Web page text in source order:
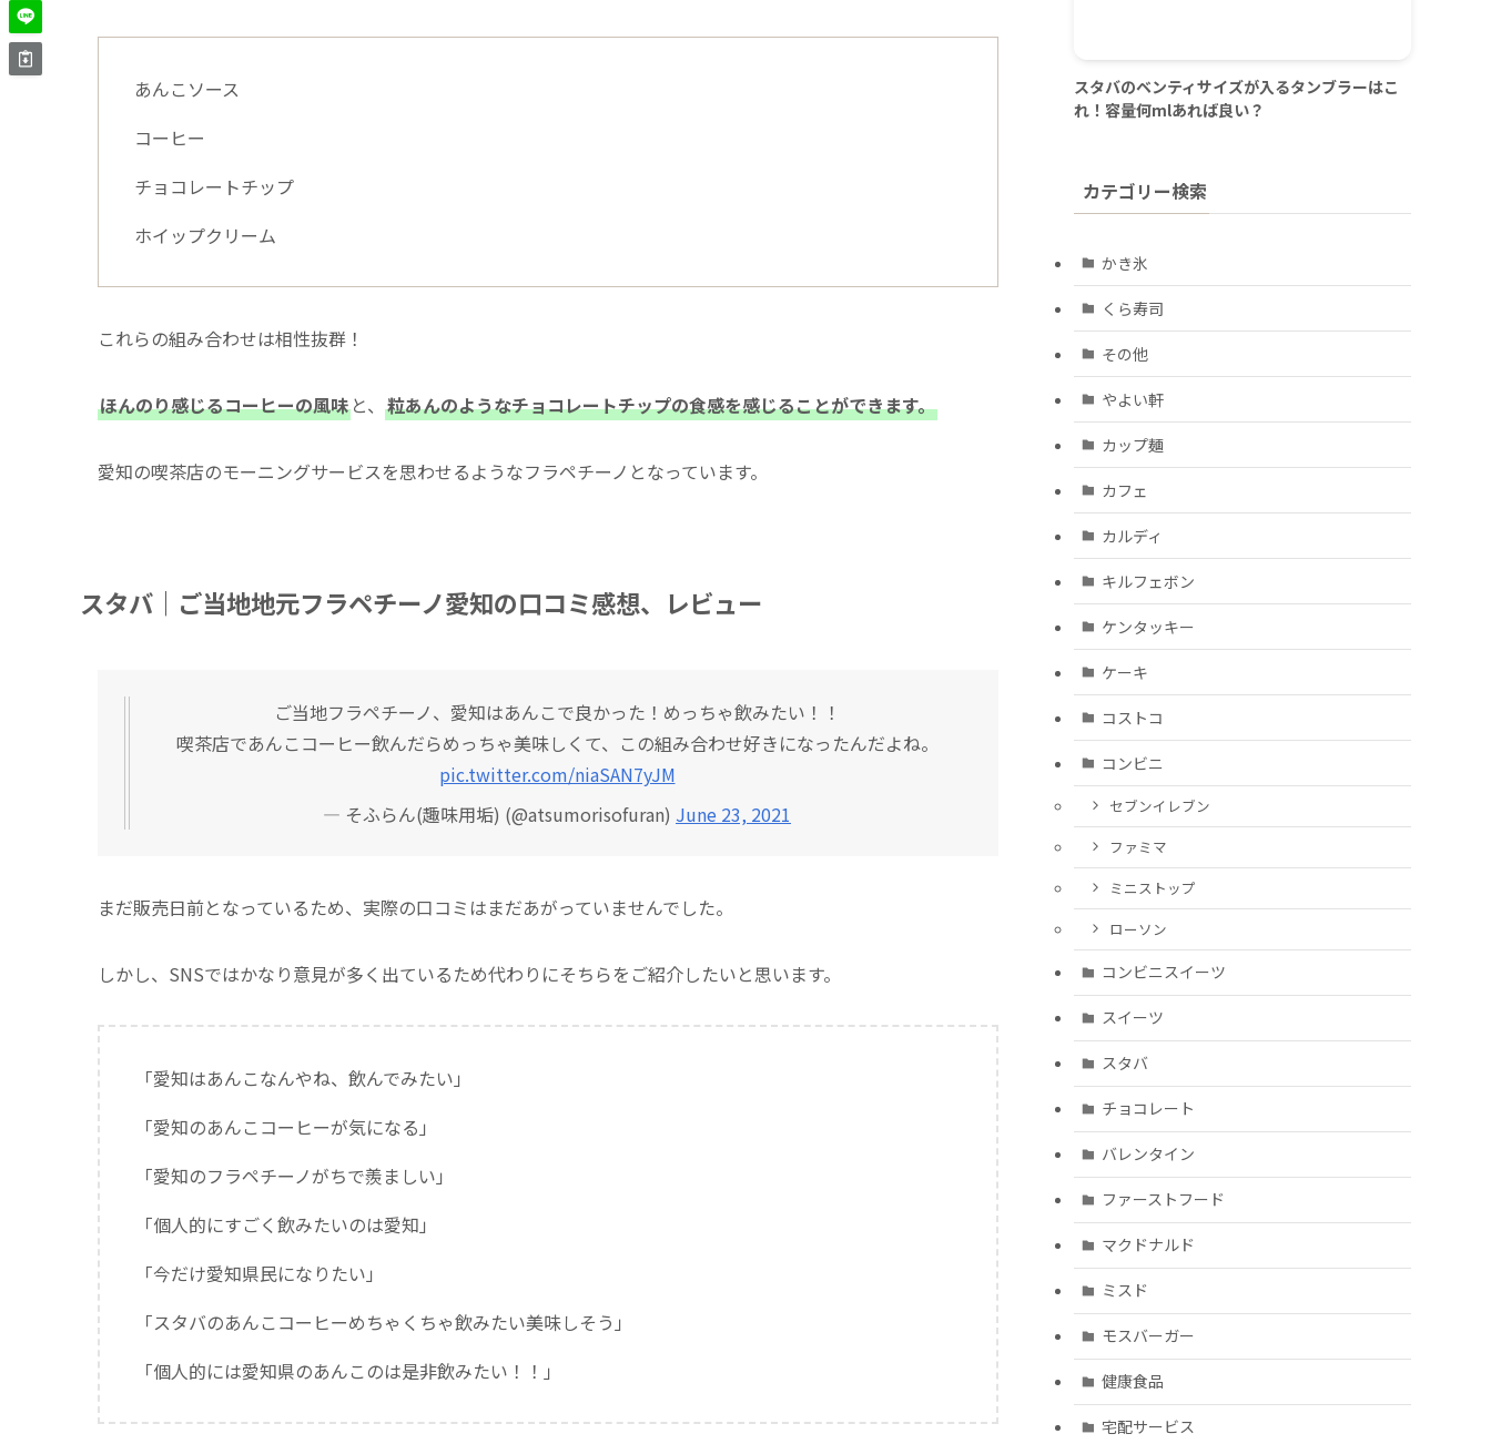
あんこソース
コーヒー
チョコレートチップ
ホイップクリーム
これらの組み合わせは相性抜群！
ほんのり感じるコーヒーの風味 と、 粒あんのようなチョコレートチップの食感を感じることができます。
愛知の喫茶店のモーニングサービスを思わせるようなフラペチーノとなっています。
スタバ｜ご当地地元フラペチーノ愛知の口コミ感想、レビュー
ご当地フラペチーノ、愛知はあんこで良かった！めっちゃ飲みたい！！
喫茶店であんこコーヒー飲んだらめっちゃ美味しくて、この組み合わせ好きになったんだよね。
pic.twitter.com/niaSAN7yJM
— そふらん(趣味用垢) (@atsumorisofuran) June 23, 2021
まだ販売日前となっているため、実際の口コミはまだあがっていませんでした。
しかし、SNSではかなり意見が多く出ているため代わりにそちらをご紹介したいと思います。
「愛知はあんこなんやね、飲んでみたい」
「愛知のあんこコーヒーが気になる」
「愛知のフラペチーノがちで羨ましい」
「個人的にすごく飲みたいのは愛知」
「今だけ愛知県民になりたい」
「スタバのあんこコーヒーめちゃくちゃ飲みたい美味しそう」
「個人的には愛知県のあんこのは是非飲みたい！！」
スタバのベンティサイズが入るタンブラーはこ
れ！容量何mlあれば良い？
カテゴリー検索
かき氷
くら寿司
その他
やよい軒
カップ麺
カフェ
カルディ
キルフェボン
ケンタッキー
ケーキ
コストコ
コンビニ
セブンイレブン
ファミマ
ミニストップ
ローソン
コンビニスイーツ
スイーツ
スタバ
チョコレート
バレンタイン
ファーストフード
マクドナルド
ミスド
モスバーガー
健康食品
宅配サービス